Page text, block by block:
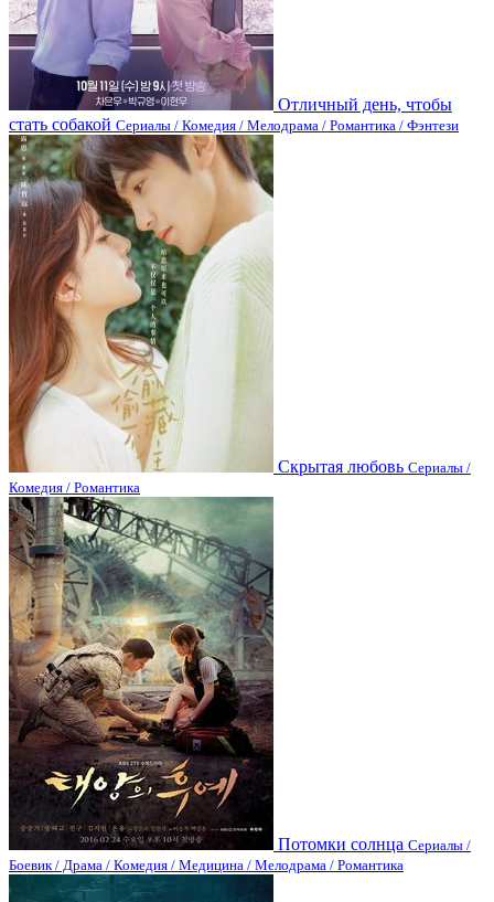
Отличный день, чтобы
стать собакой Сериалы / Комедия / Мелодрама / Романтика / Фэнтези
Скрытая любовь Сериалы /
Комедия / Романтика
Потомки солнца Сериалы /
Боевик / Драма / Комедия / Медицина / Мелодрама / Романтика